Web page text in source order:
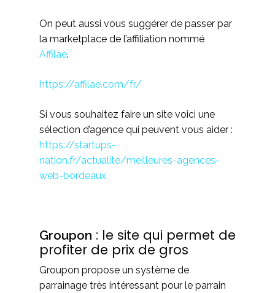
On peut aussi vous suggérer de passer par
la marketplace de l’affiliation nommé
Affilae.
https://affilae.com/fr/
Si vous souhaitez faire un site voici une
sélection d’agence qui peuvent vous aider :
https://startups-
nation.fr/actualite/meilleures-agences-
web-bordeaux
Groupon : le site qui permet de
profiter de prix de gros
Groupon propose un système de
parrainage très intéressant pour le parrain